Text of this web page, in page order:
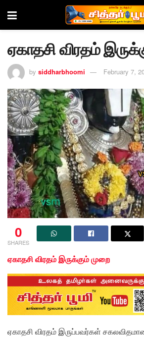
ஏகாதசி விரதம்
by siddharbhoomi February 7,
0
SHARES
ஏகாதசி விரதம் இருக்கும் முறை
ஏகாதசி விரதம் இருப்பவர்கள்